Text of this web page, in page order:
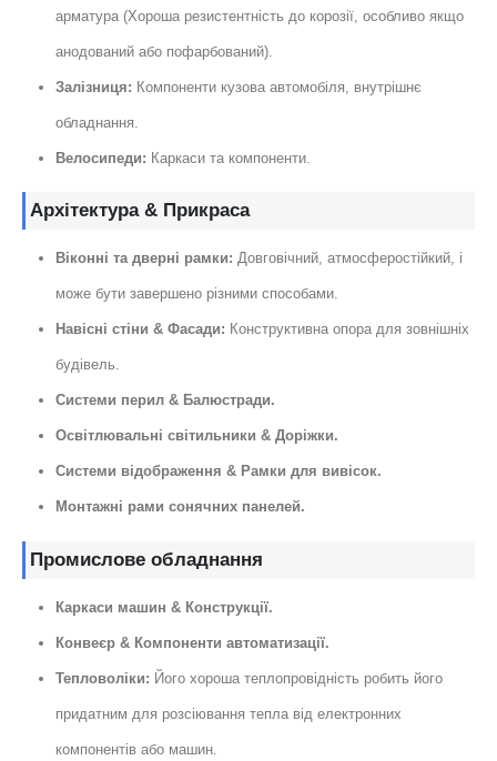
арматура (Хороша резистентність до корозії, особливо якщо
анодований або пофарбований).
Залізниця: Компоненти кузова автомобіля, внутрішнє
обладнання.
Велосипеди: Каркаси та компоненти.
Архітектура & Прикраса
Віконні та дверні рамки: Довговічний, атмосферостійкий, і
може бути завершено різними способами.
Навісні стіни & Фасади: Конструктивна опора для зовнішніх
будівель.
Системи перил & Балюстради.
Освітлювальні світильники & Доріжки.
Системи відображення & Рамки для вивісок.
Монтажні рами сонячних панелей.
Промислове обладнання
Каркаси машин & Конструкції.
Конвеєр & Компоненти автоматизації.
Тепловоліки: Його хороша теплопровідність робить його
придатним для розсіювання тепла від електронних
компонентів або машин.